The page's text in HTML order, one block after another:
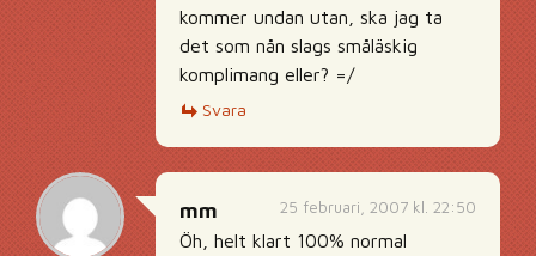
kommer undan utan, ska jag ta
det som nån slags småläskig
komplimang eller? =/
Svara
25 februari, 2007 kl. 22:50
mm
Öh, helt klart 100% normal